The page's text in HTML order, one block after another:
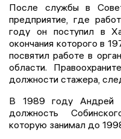
После службы в
предприятие, где
году он поступил в
окончания которого в
посвятил работе в
области.
должности стажера,
В 1989 году Андрей
должность
которую занимал до